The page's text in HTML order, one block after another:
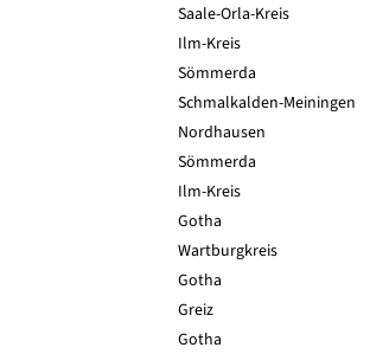
Saale-Orla-Kreis
Ilm-Kreis
Sömmerda
Schmalkalden-Meiningen
Nordhausen
Sömmerda
Ilm-Kreis
Gotha
Wartburgkreis
Gotha
Greiz
Gotha